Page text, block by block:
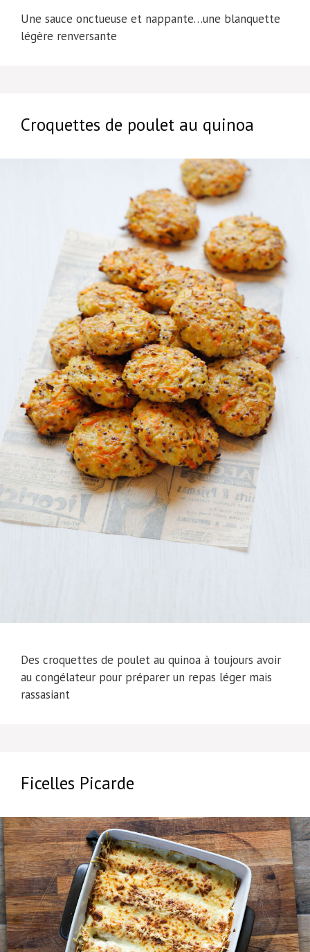
Une sauce onctueuse et nappante…une blanquette
légère renversante
Croquettes de poulet au quinoa
Des croquettes de poulet au quinoa à toujours avoir
au congélateur pour préparer un repas léger mais
rassasiant
Ficelles Picarde